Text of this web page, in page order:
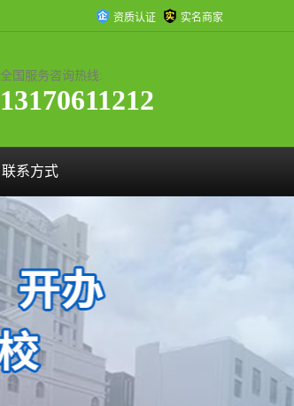
资质认证 实名商家
全国服务咨询热线:
13170611212
联系方式